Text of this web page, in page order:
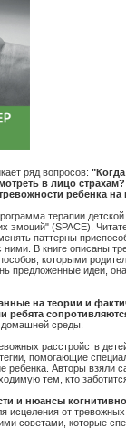
ряд вопросов:
в лицо
ребенка
терапии
(SPACE).
паттерны
ними. В книге описаны
которыми
предложенные идеи,
на теории и
ребята
домашней среды.
расстройств
помогающие
Авторы взяли
тем, кто
и нюансы
исцеления от
советами, которые